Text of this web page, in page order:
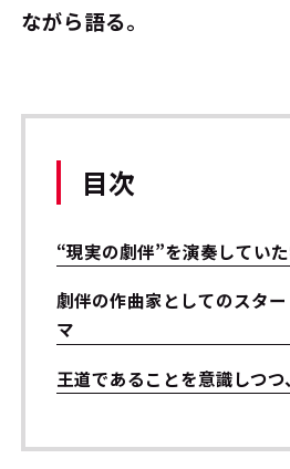
ながら語る。
目次
“現実の劇伴”を演奏してい
劇伴の作曲家としてのスタ
マ
王道であることを意識しつ